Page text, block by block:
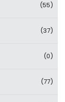
(55)
(37)
(0)
(77)